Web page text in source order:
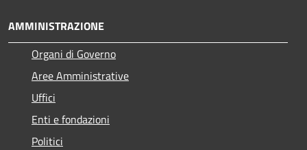
AMMINISTRAZIONE
Organi di Governo
Aree Amministrative
Uffici
Enti e fondazioni
Politici